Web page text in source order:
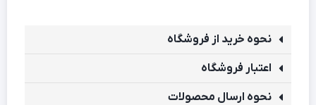
نحوه خرید از فروشگاه
اعتبار فروشگاه
نحوه ارسال محصولات